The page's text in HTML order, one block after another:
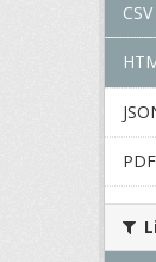
CSV
PDF